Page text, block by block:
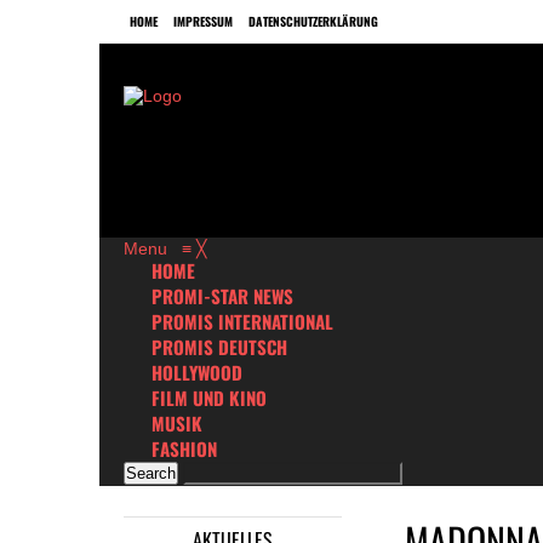
HOME IMPRESSUM DATENSCHUTZERKLÄRUNG
Menu ≡ ╳
HOME
PROMI-STAR NEWS
PROMIS INTERNATIONAL
PROMIS DEUTSCH
HOLLYWOOD
FILM UND KINO
MUSIK
FASHION